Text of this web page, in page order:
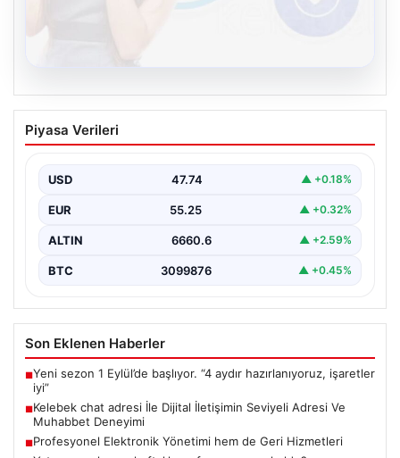
Kelebek chat adresi İle Dijital İletişimin
Seviyeli Adresi Ve Muhabbet Deneyimi
kurması ciddi bir hassasiyet barındırmaktadır. Halen
çeşitli…
Piyasa Verileri
USD 47.74 ▲ +0.18%
EUR 55.25 ▲ +0.32%
ALTIN 6660.6 ▲ +2.59%
BTC 3099876 ▲ +0.45%
Son Eklenen Haberler
■Yeni sezon 1 Eylül’de başlıyor. “4 aydır hazırlanıyoruz, işaretler
iyi”
■Kelebek chat adresi İle Dijital İletişimin Seviyeli Adresi Ve
Muhabbet Deneyimi
■Profesyonel Elektronik Yönetimi hem de Geri Hizmetleri